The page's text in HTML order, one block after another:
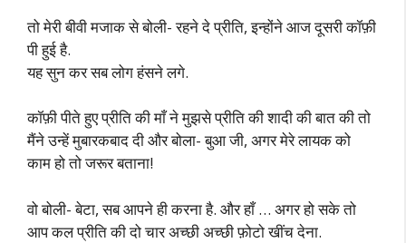
तो मेरी बीवी मजाक से बोली- रहने दे प्रीति, इन्होंने आज दूसरी कॉफ़ी
पी हुई है.
यह सुन कर सब लोग हंसने लगे.
कॉफ़ी पीते हुए प्रीति की माँ ने मुझसे प्रीति की शादी की बात की तो
मैंने उन्हें मुबारकबाद दी और बोला- बुआ जी, अगर मेरे लायक को
काम हो तो जरूर बताना!
वो बोली- बेटा, सब आपने ही करना है. और हाँ … अगर हो सके तो
आप कल प्रीति की दो चार अच्छी अच्छी फ़ोटो खींच देना.